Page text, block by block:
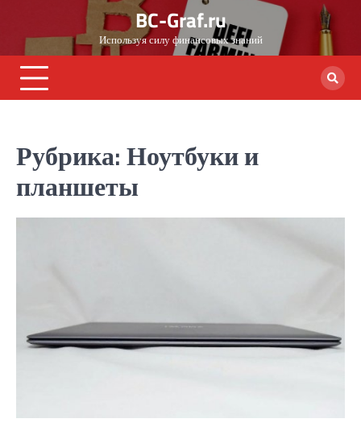
content
BC-Graf.ru
Используя силу финансовых знаний
Рубрика:Ноутбуки и
планшеты